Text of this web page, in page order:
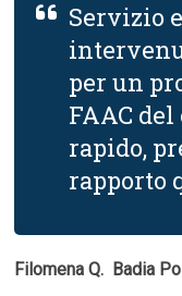
Servizio
per un
FAAC
rapido,
rapporto
Filomena Q.  Badia